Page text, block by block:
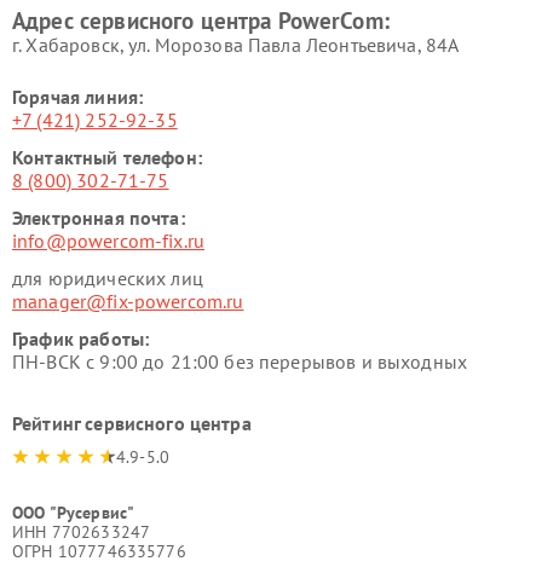
Адрес сервисного центра PowerCom:
г. Хабаровск, ул. Морозова Павла Леонтьевича, 84А
Горячая линия:
+7 (421) 252-92-35
Контактный телефон:
8 (800) 302-71-75
Электронная почта:
info@powercom-fix.ru
для юридических лиц
manager@fix-powercom.ru
График работы:
ПН-ВСК с 9:00 до 21:00 без перерывов и выходных
Рейтинг сервисного центра
4.9-5.0
ООО "Русервис"
ИНН 7702633247
ОГРН 1077746335776